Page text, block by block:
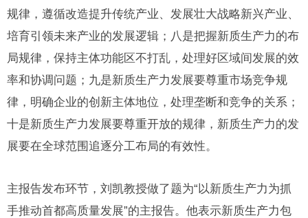
规律，遵循改造提升传统产业、发展壮大战略新兴产业、
培育引领未来产业的发展逻辑；八是把握新质生产力的布
局规律，保持主体功能区不打乱，处理好区域间发展的效
率和协调问题；九是新质生产力发展要尊重市场竞争规
律，明确企业的创新主体地位，处理垄断和竞争的关系；
十是新质生产力发展要尊重开放的规律，新质生产力的发
展要在全球范围追逐分工布局的有效性。
主报告发布环节，刘凯教授做了题为“以新质生产力为抓
手推动首都高质量发展”的主报告。他表示新质生产力包